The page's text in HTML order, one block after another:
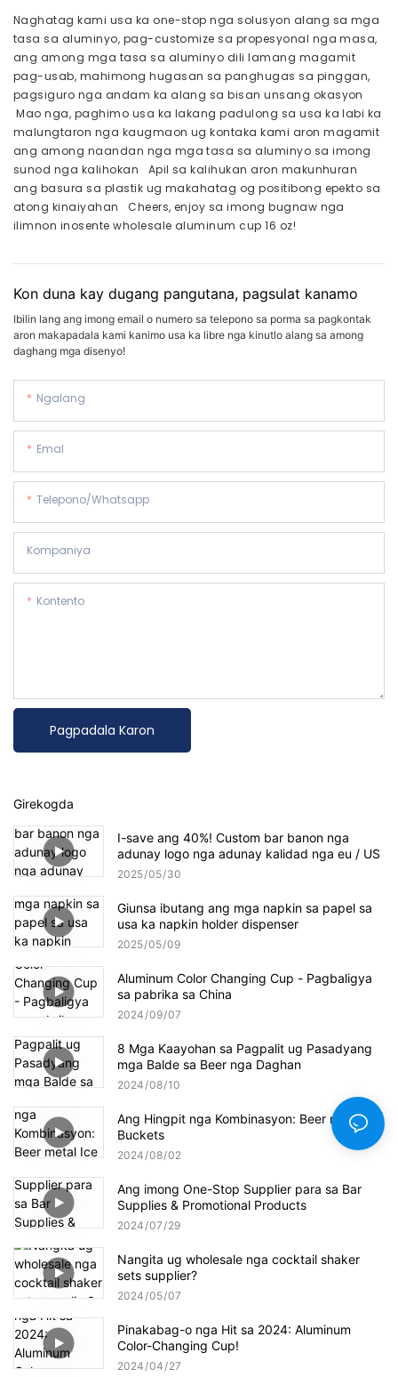
Naghatag kami usa ka one-stop nga solusyon alang sa mga
tasa sa aluminyo, pag-customize sa propesyonal nga masa,
ang among mga tasa sa aluminyo dili lamang magamit
pag-usab, mahimong hugasan sa panghugas sa pinggan,
pagsiguro nga andam ka alang sa bisan unsang okasyon
Mao nga, paghimo usa ka lakang padulong sa usa ka labi ka
malungtaron nga kaugmaon ug kontaka kami aron magamit
ang among naandan nga mga tasa sa aluminyo sa imong
sunod nga kalihokan Apil sa kalihukan aron makunhuran
ang basura sa plastik ug makahatag og positibong epekto sa
atong kinaiyahan Cheers, enjoy sa imong bugnaw nga
ilimnon inosente wholesale aluminum cup 16 oz!
Kon duna kay dugang pangutana, pagsulat kanamo
Ibilin lang ang imong email o numero sa telepono sa porma sa pagkontak
aron makapadala kami kanimo usa ka libre nga kinutlo alang sa among
daghang mga disenyo!
Ngalang
Emal
Telepono/whatsapp
Kompaniya
Kontento
Pagpadala Karon
Girekogda
I-save ang 40%! Custom bar banon nga
adunay logo nga adunay kalidad nga eu / US
2025 05 30
Giunsa ibutang ang mga napkin sa papel sa
usa ka napkin holder dispenser
2025 05 09
Aluminum Color Changing Cup - Pagbaligya
sa pabrika sa China
2024 09 07
8 Mga Kaayohan sa Pagpalit ug Pasadyang
mga Balde sa Beer nga Daghan
2024 08 10
Ang Hingpit nga Kombinasyon: Beer metal Ice
Buckets
2024 08 02
Ang imong One-Stop Supplier para sa Bar
Supplies & Promotional Products
2024 07 29
Nangita ug wholesale nga cocktail shaker
sets supplier?
2024 05 07
Pinakabag-o nga Hit sa 2024: Aluminum
Color-Changing Cup!
2024 04 27